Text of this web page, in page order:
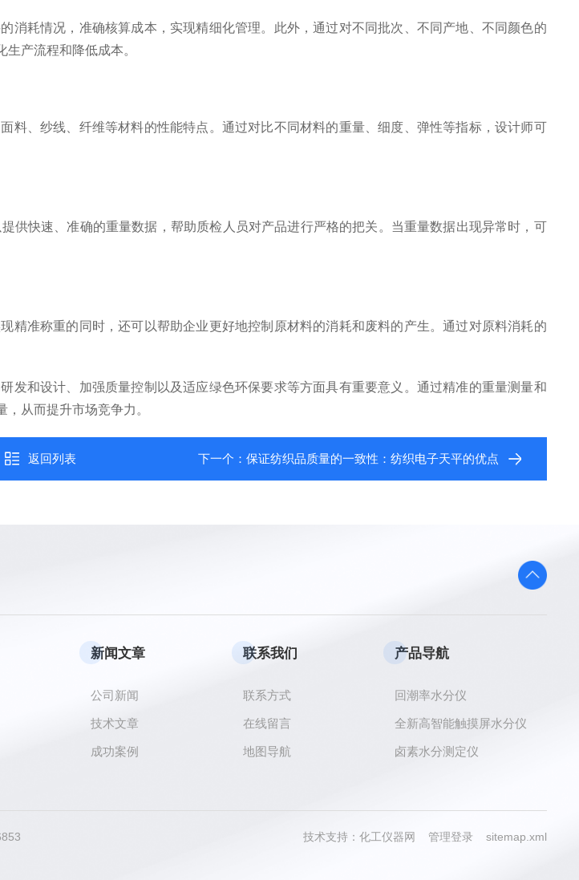
耗情况，准确核算成本，实现精细化管理。此外，通过对不同批次、不同产地、不同颜色的
产流程和降低成本。
、纱线、纤维等材料的性能特点。通过对比不同材料的重量、细度、弹性等指标，设计师可
快速、准确的重量数据，帮助质检人员对产品进行严格的把关。当重量数据出现异常时，可
准称重的同时，还可以帮助企业更好地控制原材料的消耗和废料的产生。通过对原料消耗的
和设计、加强质量控制以及适应绿色环保要求等方面具有重要意义。通过精准的重量测量和
从而提升市场竞争力。
返回列表 下一个： 保证纺织品质量的一致性：纺织电子天平的优点
新闻文章
公司新闻
技术文章
成功案例
联系我们
联系方式
在线留言
地图导航
产品导航
回潮率水分仪
全新高智能触摸屏水分仪
卤素水分测定仪
技术支持： 化工仪器网 管理登录 sitemap.xml